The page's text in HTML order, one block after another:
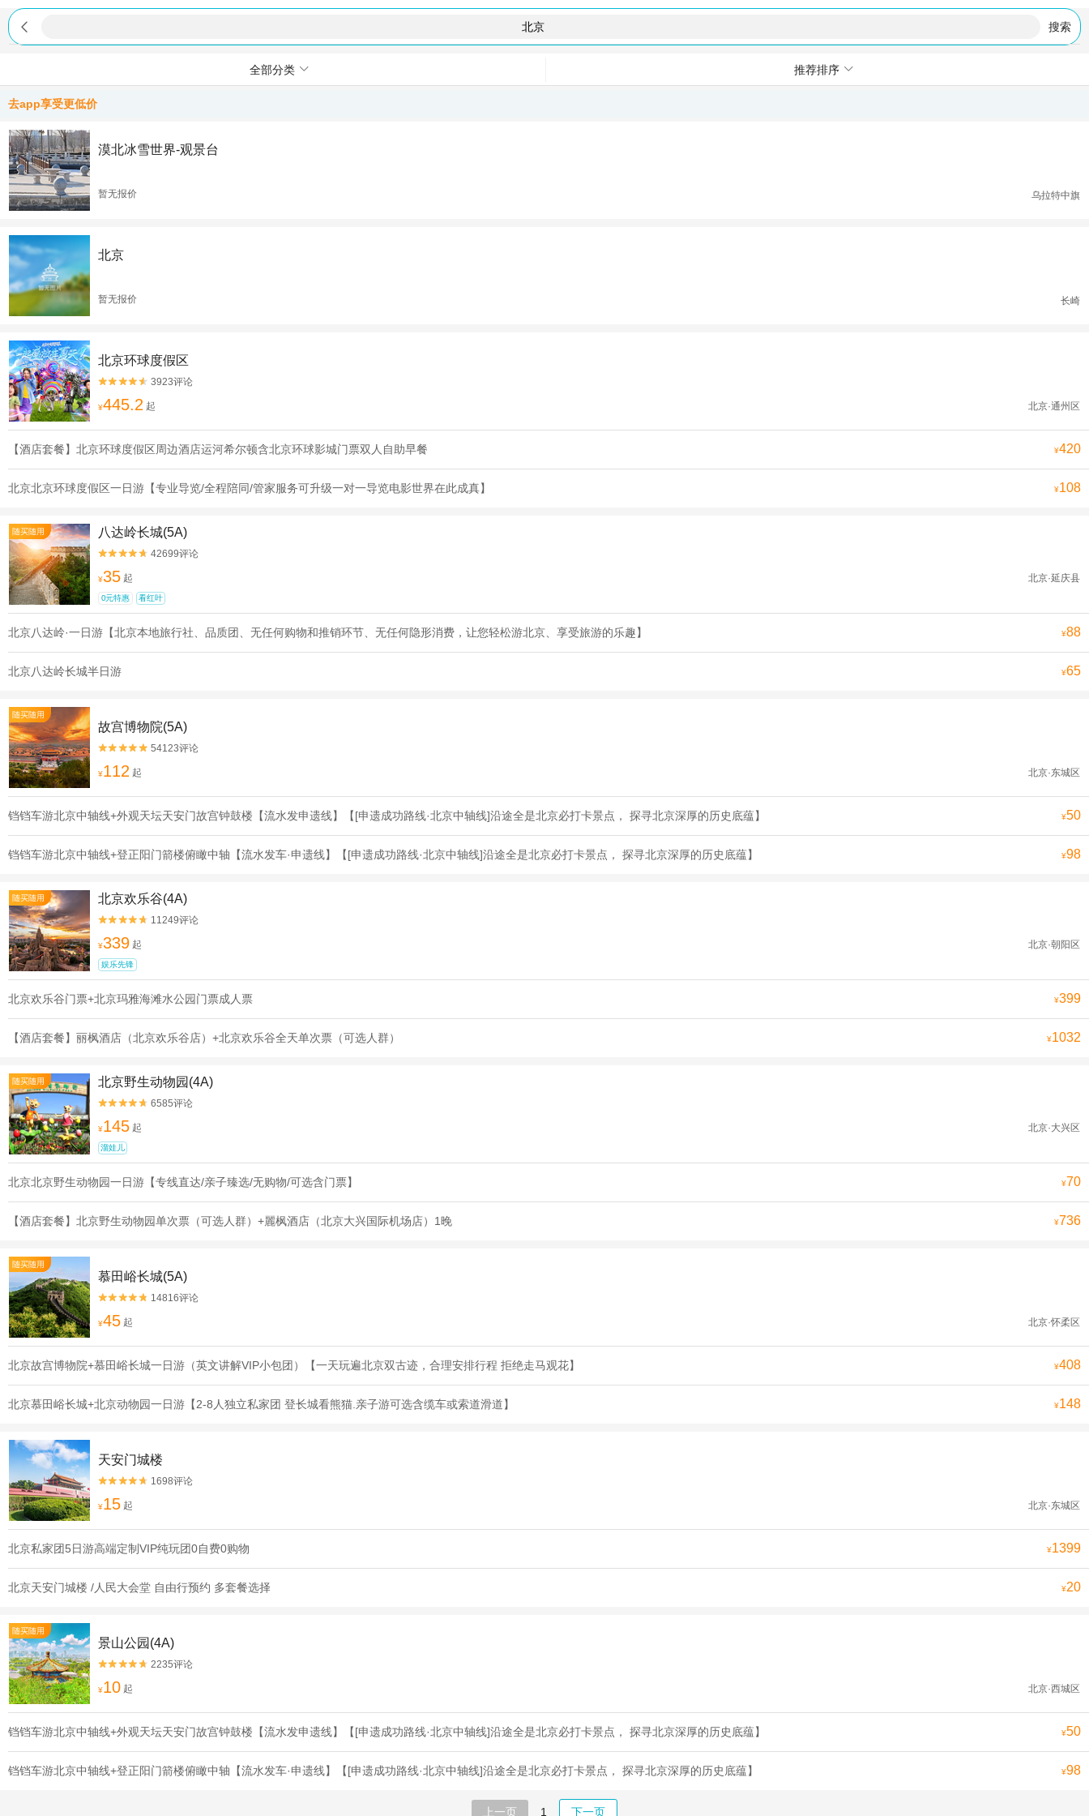
 搜索
全部分类 推荐排序
去app享受更低价
漠北冰雪世界-观景台
暂无报价 乌拉特中旗
北京
暂无报价 长崎
北京环球度假区

 3923评论
¥445.2 起 北京·通州区
【酒店套餐】北京环球度假区周边酒店运河希尔顿含北京环球影城门票双人自助早餐 ¥420
北京北京环球度假区一日游【专业导览/全程陪同/管家服务可升级一对一导览电影世界在此成真】 ¥108
随买随用 八达岭长城(5A)

 42699评论
¥35 起 北京·延庆县
0元特惠 看红叶
北京八达岭·一日游【北京本地旅行社、品质团、无任何购物和推销环节、无任何隐形消费，让您轻松游北京、享受旅游的乐趣】 ¥88
北京八达岭长城半日游 ¥65
随买随用
故宫博物院(5A)

 54123评论
¥112 起 北京·东城区
铛铛车游北京中轴线+外观天坛天安门故宫钟鼓楼【流水发申遗线】【[申遗成功路线·北京中轴线]沿途全是北京必打卡景点， 探寻北京深厚的历史底蕴】 ¥50
铛铛车游北京中轴线+登正阳门箭楼俯瞰中轴【流水发车·申遗线】【[申遗成功路线·北京中轴线]沿途全是北京必打卡景点， 探寻北京深厚的历史底蕴】 ¥98
随买随用 北京欢乐谷(4A)

 11249评论
¥339 起 北京·朝阳区
娱乐先锋
北京欢乐谷门票+北京玛雅海滩水公园门票成人票 ¥399
【酒店套餐】丽枫酒店（北京欢乐谷店）+北京欢乐谷全天单次票（可选人群） ¥1032
随买随用 北京野生动物园(4A)

 6585评论
¥145 起 北京·大兴区
溜娃儿
北京北京野生动物园一日游【专线直达/亲子臻选/无购物/可选含门票】 ¥70
【酒店套餐】北京野生动物园单次票（可选人群）+麗枫酒店（北京大兴国际机场店）1晚 ¥736
随买随用
慕田峪长城(5A)

 14816评论
¥45 起 北京·怀柔区
北京故宫博物院+慕田峪长城一日游（英文讲解VIP小包团）【一天玩遍北京双古迹，合理安排行程 拒绝走马观花】 ¥408
北京慕田峪长城+北京动物园一日游【2-8人独立私家团 登长城看熊猫.亲子游可选含缆车或索道滑道】 ¥148
天安门城楼

 1698评论
¥15 起 北京·东城区
北京私家团5日游高端定制VIP纯玩团0自费0购物 ¥1399
北京天安门城楼 /人民大会堂 自由行预约 多套餐选择 ¥20
随买随用
景山公园(4A)

 2235评论
¥10 起 北京·西城区
铛铛车游北京中轴线+外观天坛天安门故宫钟鼓楼【流水发申遗线】【[申遗成功路线·北京中轴线]沿途全是北京必打卡景点， 探寻北京深厚的历史底蕴】 ¥50
铛铛车游北京中轴线+登正阳门箭楼俯瞰中轴【流水发车·申遗线】【[申遗成功路线·北京中轴线]沿途全是北京必打卡景点， 探寻北京深厚的历史底蕴】 ¥98
上一页 1 下一页